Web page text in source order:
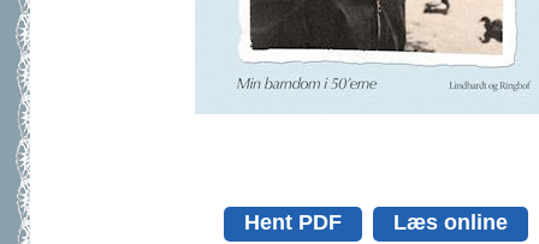
Hent PDF Læs online